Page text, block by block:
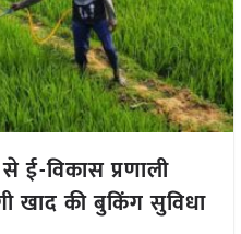
ई-विकास प्रणाली
खाद की बुकिंग सुविधा